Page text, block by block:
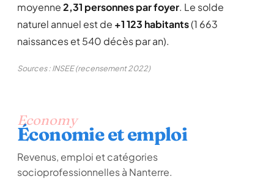
moyenne2,31 personnes par foyer. Le solde
naturel annuel est de +1 123 habitants(1 663
naissances et 540 décès par an).
Sources : INSEE (recensement 2022)
Economy
Économie et emploi
Revenus, emploi et catégories
socioprofessionnelles à Nanterre.